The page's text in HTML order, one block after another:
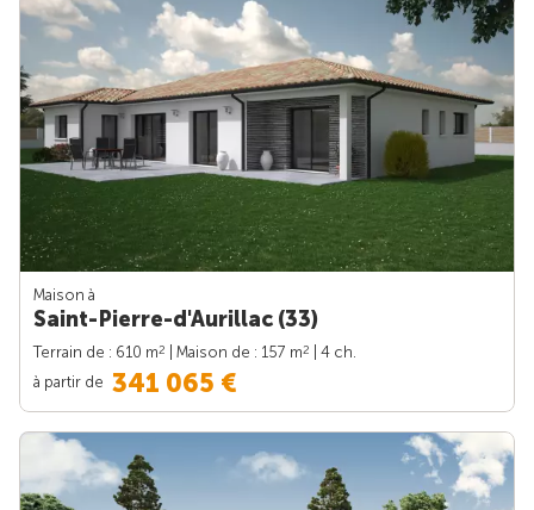
Maison à
Saint-Pierre-d'Aurillac (33)
Terrain de : 610 m2 | Maison de : 157 m2
| 4 ch.
à partir de 341 065 €